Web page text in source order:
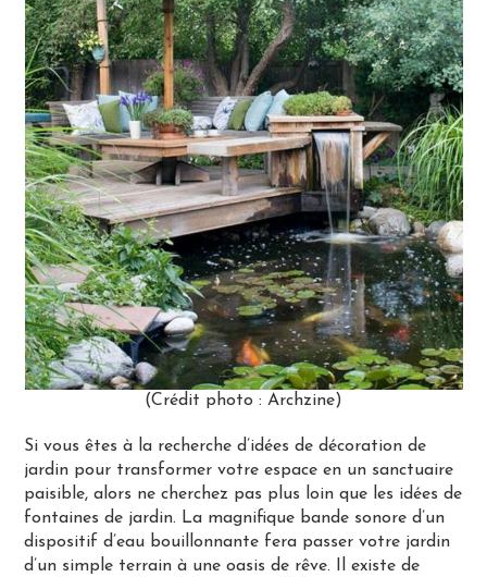
(Crédit photo : Archzine)
Si vous êtes à la recherche d’idées de décoration de
jardin pour transformer votre espace en un sanctuaire
paisible, alors ne cherchez pas plus loin que les idées de
fontaines de jardin. La magnifique bande sonore d’un
dispositif d’eau bouillonnante fera passer votre jardin
d’un simple terrain à une oasis de rêve. Il existe de